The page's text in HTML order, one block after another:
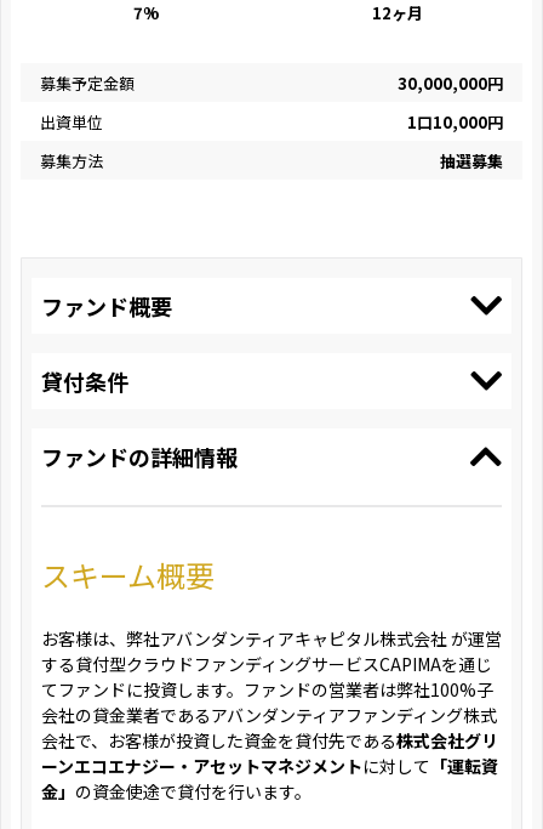
7%
12ヶ月
募集予定金額
30,000,000円
出資単位
1口10,000円
募集方法
抽選募集
ファンド概要
貸付条件
ファンドの詳細情報
スキーム概要
お客様は、弊社アバンダンティアキャピタル株式会社 が運営
する貸付型クラウドファンディングサービスCAPIMAを通じ
てファンドに投資します。ファンドの営業者は弊社100%子
会社の貸金業者であるアバンダンティアファンディング株式
会社で、お客様が投資した資金を貸付先である株式会社グリ
ーンエコエナジー・アセットマネジメントに対して 「運転資
金」 の資金使途で貸付を行います。